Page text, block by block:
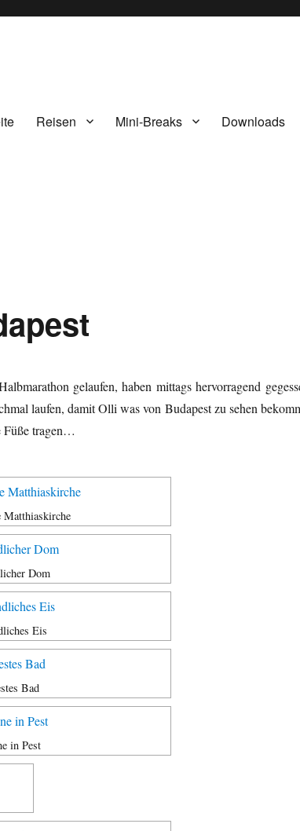
Reisen Mini-Breaks Downloads
gelaufen, haben mittags hervorragend
laufen, damit Olli was von Budapest zu sehen
Füße tragen…
Matthiaskirche
Dom
Eis
Bad
in Pest